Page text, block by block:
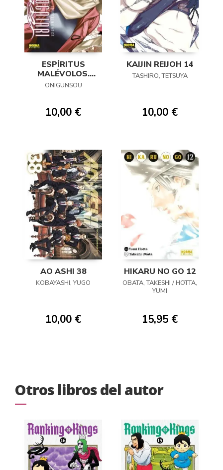
ESPÍRITUS
MALÉVOLOS.
MONONOGATARI
ONIGUNSOU
10,00 €
KAIJIN REIJOH 14
TASHIRO, TETSUYA
10,00 €
AO ASHI 38
KOBAYASHI, YUGO
10,00 €
HIKARU NO GO 12
OBATA, TAKESHI / HOTTA,
YUMI
15,95 €
Otros libros del autor